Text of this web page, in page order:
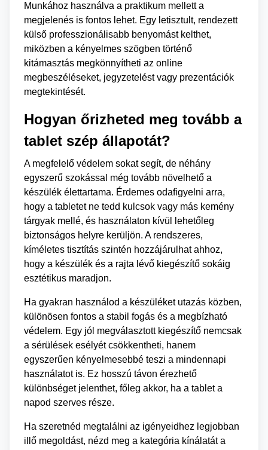
Munkához használva a praktikum mellett a
megjelenés is fontos lehet. Egy letisztult, rendezett
külső professzionálisabb benyomást kelthet,
miközben a kényelmes szögben történő
kitámasztás megkönnyítheti az online
megbeszéléseket, jegyzetelést vagy prezentációk
megtekintését.
Hogyan őrizheted meg tovább a
tablet szép állapotát?
A megfelelő védelem sokat segít, de néhány
egyszerű szokással még tovább növelhető a
készülék élettartama. Érdemes odafigyelni arra,
hogy a tabletet ne tedd kulcsok vagy más kemény
tárgyak mellé, és használaton kívül lehetőleg
biztonságos helyre kerüljön. A rendszeres,
kíméletes tisztítás szintén hozzájárulhat ahhoz,
hogy a készülék és a rajta lévő kiegészítő sokáig
esztétikus maradjon.
Ha gyakran használod a készüléket utazás közben,
különösen fontos a stabil fogás és a megbízható
védelem. Egy jól megválasztott kiegészítő nemcsak
a sérülések esélyét csökkentheti, hanem
egyszerűen kényelmesebbé teszi a mindennapi
használatot is. Ez hosszú távon érezhető
különbséget jelenthet, főleg akkor, ha a tablet a
napod szerves része.
Ha szeretnéd megtalálni az igényeidhez legjobban
illő megoldást, nézd meg a kategória kínálatát a